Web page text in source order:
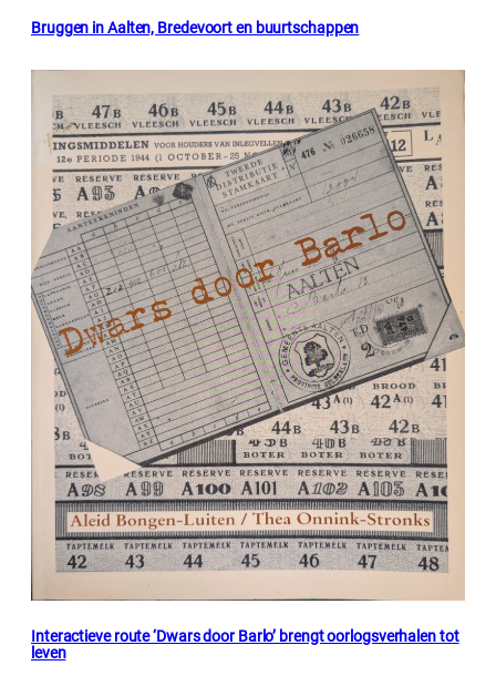
Bruggen in Aalten, Bredevoort en buurtschappen
Interactieve route ‘Dwars door Barlo’ brengt oorlogsverhalen tot
leven